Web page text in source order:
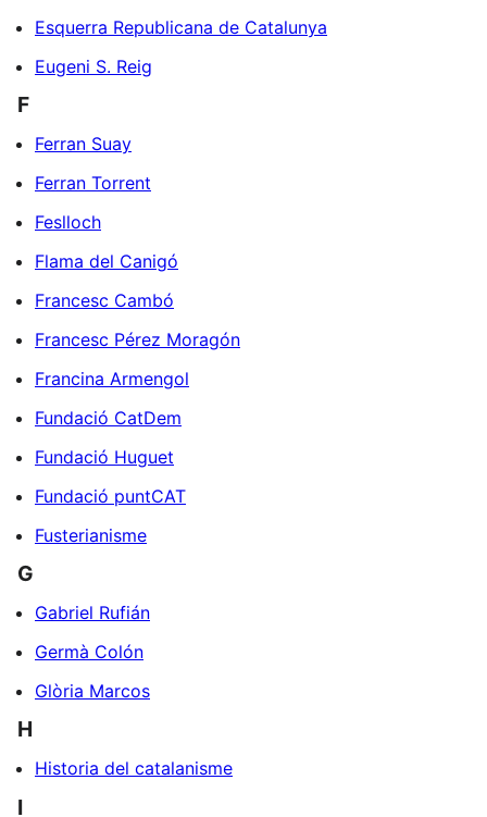
Esquerra Republicana de Catalunya
Eugeni S. Reig
F
Ferran Suay
Ferran Torrent
Feslloch
Flama del Canigó
Francesc Cambó
Francesc Pérez Moragón
Francina Armengol
Fundació CatDem
Fundació Huguet
Fundació puntCAT
Fusterianisme
G
Gabriel Rufián
Germà Colón
Glòria Marcos
H
Historia del catalanisme
I